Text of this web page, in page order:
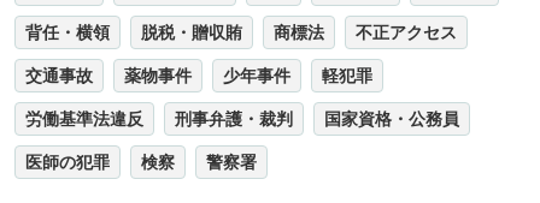
背任・横領 脱税・贈収賄 商標法 不正アクセス
交通事故 薬物事件 少年事件 軽犯罪
労働基準法違反 刑事弁護・裁判 国家資格・公務員
医師の犯罪 検察 警察署